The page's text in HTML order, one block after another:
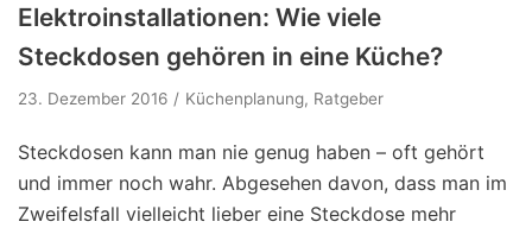
Elektroinstallationen: Wie viele
Steckdosen gehören in eine Küche?
23. Dezember 2016 Küchenplanung, Ratgeber
Steckdosen kann man nie genug haben – oft gehört
und immer noch wahr. Abgesehen davon, dass man im
Zweifelsfall vielleicht lieber eine Steckdose mehr